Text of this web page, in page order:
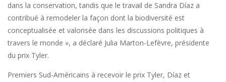
dans la conservation, tandis que le travail de Sandra Díaz a
contribué à remodeler la façon dont la biodiversité est
conceptualisée et valorisée dans les discussions politiques à
travers le monde », a déclaré Julia Marton-Lefèvre, présidente
du prix Tyler.
Premiers Sud-Américains à recevoir le prix Tyler, Díaz et